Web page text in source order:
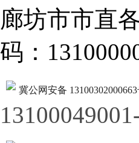
廊坊市市直
码：
冀公网安备